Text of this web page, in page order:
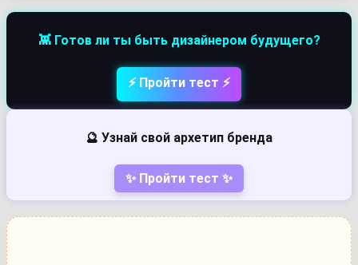
👾 Готов ли ты быть дизайнером будущего?
⚡ Пройти тест ⚡
🔮 Узнай свой архетип бренда
✨ Пройти тест ✨